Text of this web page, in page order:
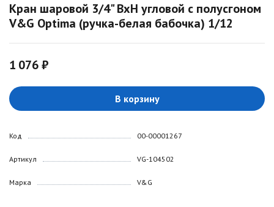
Кран шаровой 3/4" ВхН угловой с полусгоном
V&G Optima (ручка-белая бабочка) 1/12
1 076 ₽
В корзину
Код
Артикул
Марка
00-00001267
VG-104502
V&G